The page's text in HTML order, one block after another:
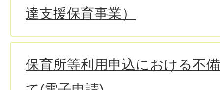
達支援保育事業）
保育所等利用申込における不